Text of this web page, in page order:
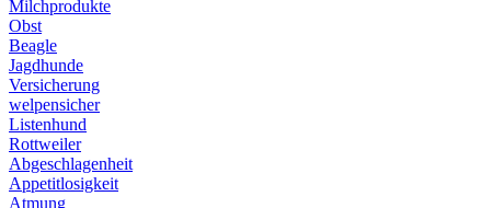
Milchprodukte
Obst
Beagle
Jagdhunde
Versicherung
welpensicher
Listenhund
Rottweiler
Abgeschlagenheit
Appetitlosigkeit
Atmung